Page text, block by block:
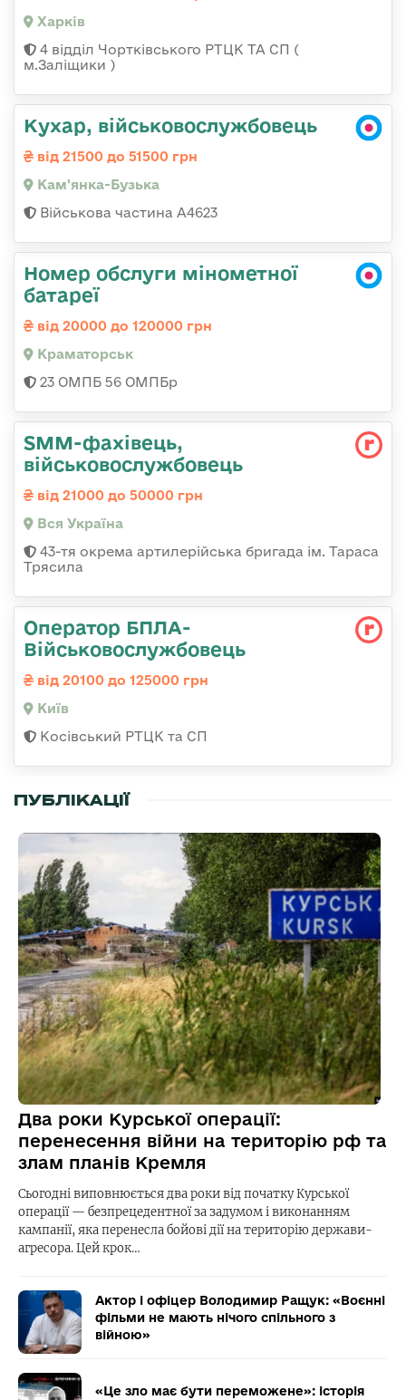
Харків
4 відділ Чортківського РТЦК ТА СП (
м.Заліщики )
Кухар, військовослужбовець
від 21500 до 51500 грн
Кам'янка-Бузька
Військова частина А4623
Номер обслуги мінометної
батареї
від 20000 до 120000 грн
Краматорськ
23 ОМПБ 56 ОМПБр
SMM-фахівець,
військовослужбовець
від 21000 до 50000 грн
Вся Україна
43-тя окрема артилерійська бригада ім. Тараса
Трясила
Оператор БПЛА-
Військовослужбовець
від 20100 до 125000 грн
Київ
Косівський РТЦК та СП
ПУБЛІКАЦІЇ
Два роки Курської операції:
перенесення війни на територію рф та
злам планів Кремля
Сьогодні виповнюється два роки від початку Курської
операції — безпрецедентної за задумом і виконанням
кампанії, яка перенесла бойові дії на територію держави-
агресора. Цей крок…
Актор і офіцер Володимир Ращук: «Воєнні
фільми не мають нічого спільного з
війною»
«Це зло має бути переможене»: історія